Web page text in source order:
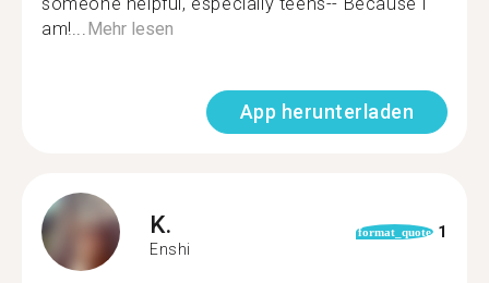
am!...Mehr lesen
App herunterladen
K.
Enshi
format_quote 1